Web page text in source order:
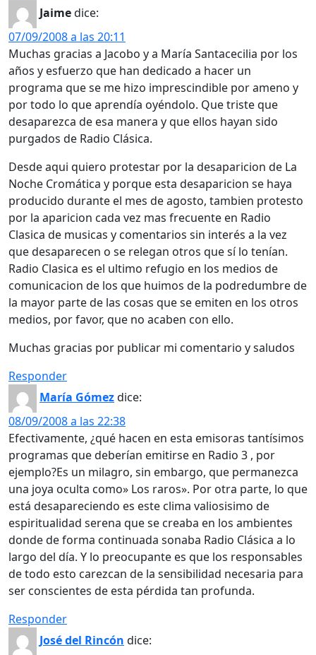
Jaimedice:
07/09/2008 a las 20:11
Muchas gracias a Jacobo y a María Santacecilia por los
años y esfuerzo que han dedicado a hacer un
programa que se me hizo imprescindible por ameno y
por todo lo que aprendía oyéndolo. Que triste que
desaparezca de esa manera y que ellos hayan sido
purgados de Radio Clásica.
Desde aqui quiero protestar por la desaparicion de La
Noche Cromática y porque esta desaparicion se haya
producido durante el mes de agosto, tambien protesto
por la aparicion cada vez mas frecuente en Radio
Clasica de musicas y comentarios sin interés a la vez
que desaparecen o se relegan otros que sí lo tenían.
Radio Clasica es el ultimo refugio en los medios de
comunicacion de los que huimos de la podredumbre de
la mayor parte de las cosas que se emiten en los otros
medios, por favor, que no acaben con ello.
Muchas gracias por publicar mi comentario y saludos
Responder
María Gómezdice:
08/09/2008 a las 22:38
Efectivamente, ¿qué hacen en esta emisoras tantísimos
programas que deberían emitirse en Radio 3 , por
ejemplo?Es un milagro, sin embargo, que permanezca
una joya oculta como» Los raros». Por otra parte, lo que
está desapareciendo es este clima valiosisimo de
espiritualidad serena que se creaba en los ambientes
donde de forma continuada sonaba Radio Clásica a lo
largo del día. Y lo preocupante es que los responsables
de todo esto carezcan de la sensibilidad necesaria para
ser conscientes de esta pérdida tan profunda.
Responder
José del Rincón dice: